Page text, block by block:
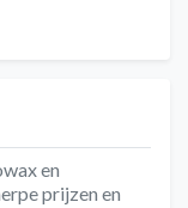
en
prijzen en